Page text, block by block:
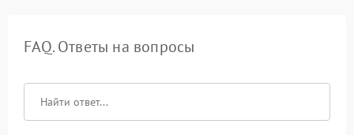
FAQ. Ответы на вопросы